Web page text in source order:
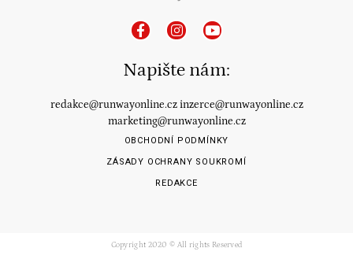
Napište nám:
redakce@runwayonline.cz inzerce@runwayonline.cz
marketing@runwayonline.cz
OBCHODNÍ PODMÍNKY
ZÁSADY OCHRANY SOUKROMÍ
REDAKCE
Copyright 2020 © All rights Reserved